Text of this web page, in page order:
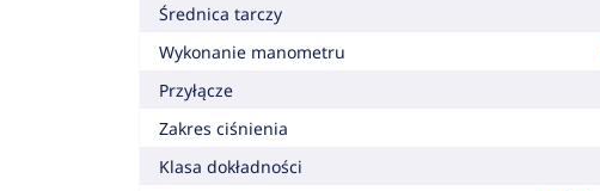
Średnica tarczy
Wykonanie manometru
Przyłącze
Zakres ciśnienia
Klasa dokładności